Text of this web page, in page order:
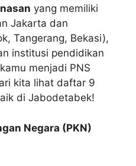
yang memiliki
Jakarta dan
Tangerang, Bekasi),
institusi pendidikan
menjadi PNS
kita lihat daftar 9
di Jabodetabek!
Negara (PKN)